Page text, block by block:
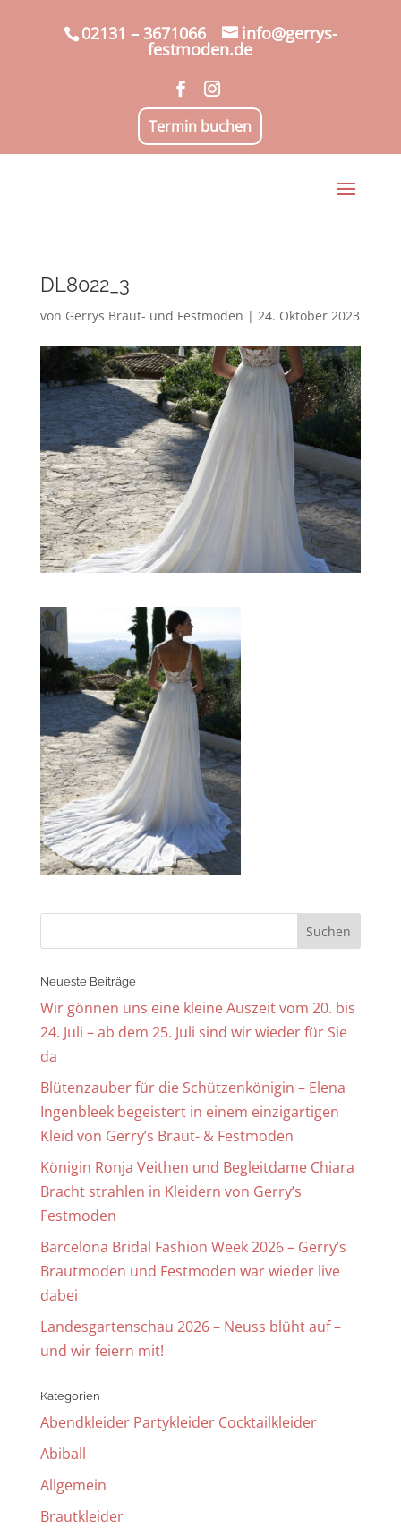
02131 – 3671066 info@gerrys-
festmoden.de
Termin buchen
DL8022_3
von Gerrys Braut- und Festmoden | 24. Oktober 2023
Neueste Beiträge
Wir gönnen uns eine kleine Auszeit vom 20. bis
24. Juli – ab dem 25. Juli sind wir wieder für Sie
da
Blütenzauber für die Schützenkönigin – Elena
Ingenbleek begeistert in einem einzigartigen
Kleid von Gerry’s Braut- & Festmoden
Königin Ronja Veithen und Begleitdame Chiara
Bracht strahlen in Kleidern von Gerry’s
Festmoden
Barcelona Bridal Fashion Week 2026 – Gerry’s
Brautmoden und Festmoden war wieder live
dabei
Landesgartenschau 2026 – Neuss blüht auf –
und wir feiern mit!
Kategorien
Abendkleider Partykleider Cocktailkleider
Abiball
Allgemein
Brautkleider